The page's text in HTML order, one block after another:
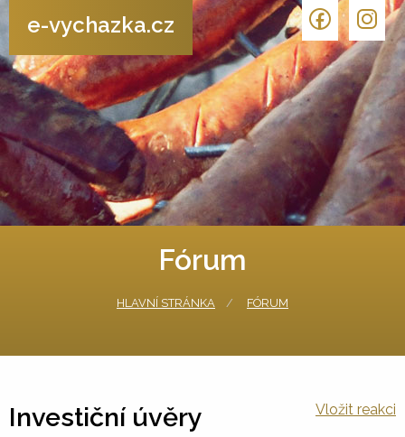
e-vychazka.cz
Fórum
HLAVNÍ STRÁNKA FÓRUM
Investiční úvěry
Vložit reakci